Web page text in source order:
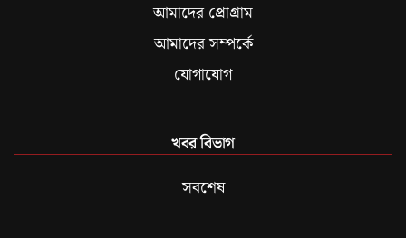
আমাদের প্রোগ্রাম
আমাদের সম্পর্কে
যোগাযোগ
খবর বিভাগ
সবশেষ